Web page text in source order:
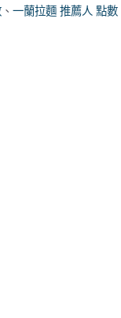
、一蘭拉麵 推薦人 點數